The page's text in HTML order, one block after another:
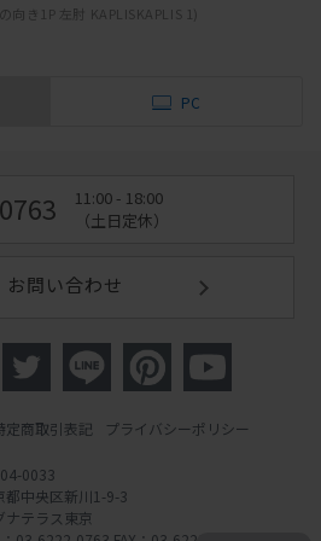
向き1P 左肘 KAPLISKAPLIS 1)
PC
11:00 - 18:00
（土日定休）
お問い合わせ
定商取引表記 プライバシーポリシー
0033
都中央区新川1-9-3
ナテラス東京